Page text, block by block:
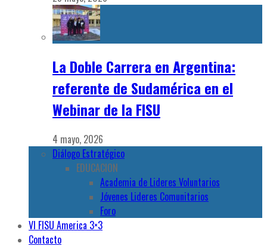
La Doble Carrera en Argentina:
referente de Sudamérica en el
Webinar de la FISU
4 mayo, 2026
Diálogo Estratégico
EDUCACION
Academia de Lideres Voluntarios
Jóvenes Lideres Comunitarios
Foro
VI FISU America 3×3
Contacto